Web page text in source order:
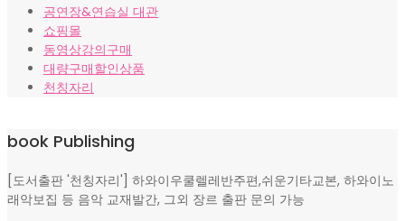
공연장&연습실 대관
쇼핑몰
동영상강의구매
대량구매할인상품
천칭자리
book Publishing
[도서출판 '천칭자리'] 하와이우쿨렐레반주편,쉬운기타교본, 하와이노
래악보집 등 음악 교재발간, 그외 장르 출판 문의 가능